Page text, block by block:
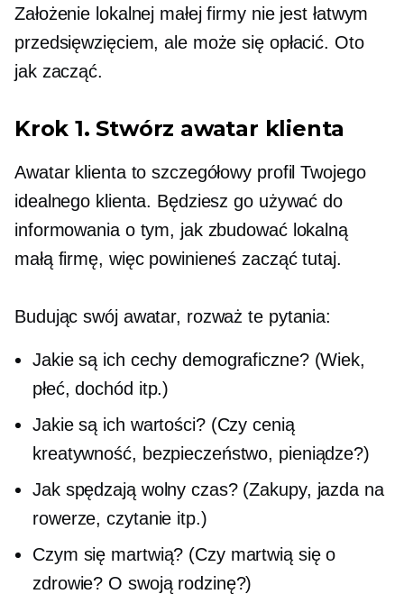
Założenie lokalnej małej firmy nie jest łatwym
przedsięwzięciem, ale może się opłacić. Oto
jak zacząć.
Krok 1. Stwórz awatar klienta
Awatar klienta to szczegółowy profil Twojego
idealnego klienta. Będziesz go używać do
informowania o tym, jak zbudować lokalną
małą firmę, więc powinieneś zacząć tutaj.
Budując swój awatar, rozważ te pytania:
Jakie są ich cechy demograficzne? (Wiek,
płeć, dochód itp.)
Jakie są ich wartości? (Czy cenią
kreatywność, bezpieczeństwo, pieniądze?)
Jak spędzają wolny czas? (Zakupy, jazda na
rowerze, czytanie itp.)
Czym się martwią? (Czy martwią się o
zdrowie? O swoją rodzinę?)